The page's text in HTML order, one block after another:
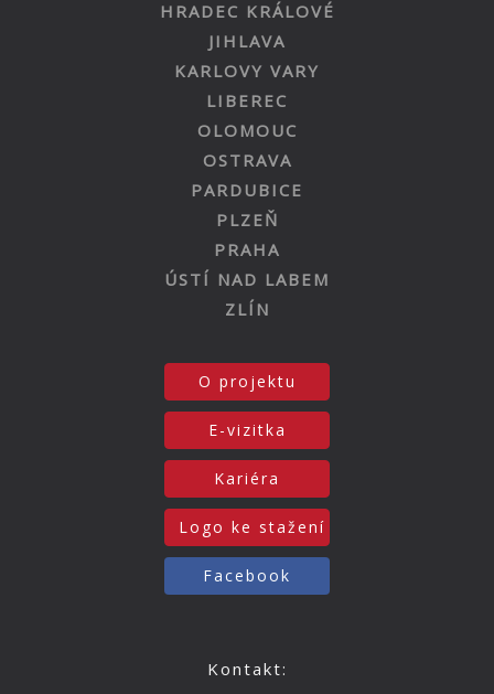
HRADEC KRÁLOVÉ
JIHLAVA
KARLOVY VARY
LIBEREC
OLOMOUC
OSTRAVA
PARDUBICE
PLZEŇ
PRAHA
ÚSTÍ NAD LABEM
ZLÍN
O projektu
E-vizitka
Kariéra
Logo ke stažení
Facebook
Kontakt: